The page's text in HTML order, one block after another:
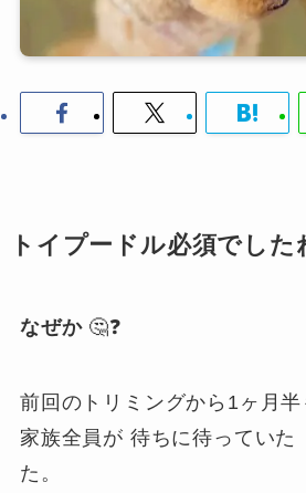
トイプードル必須でした
なぜか🤔❓
前回のトリミングから1ヶ月
家族全員が 待ちに待っていた
た。